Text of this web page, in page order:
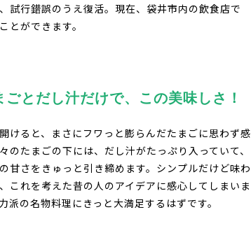
試行錯誤のうえ復活。現在、袋井市内の飲食店で
とができます。
ごとだし汁だけで、 この美味しさ！
けると、まさにフワっと膨らんだたまごに思わず感
のたまごの下には、だし汁がたっぷり入っていて、
甘さをきゅっと引き締めます。シンプルだけど味わ
これを考えた昔の人のアイデアに感心してしまいま
派の名物料理にきっと大満足するはずです。